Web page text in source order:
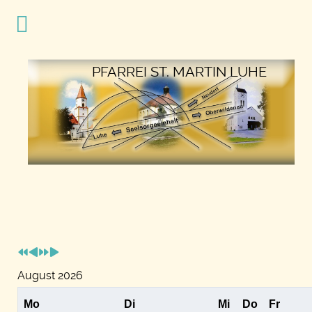
PFARREI ST. MARTIN LUHE
August 2026
Mo Di Mi Do Fr